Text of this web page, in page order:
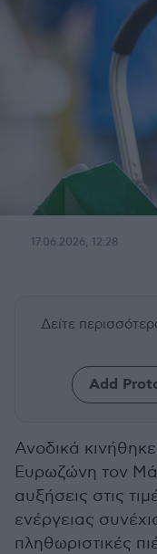
17.06.2026, 12:28
Δείτε
Add
Ανοδικά
Ευρωζώνη τον
αυξήσεις στις
ενέργειας
πληθωριστικές